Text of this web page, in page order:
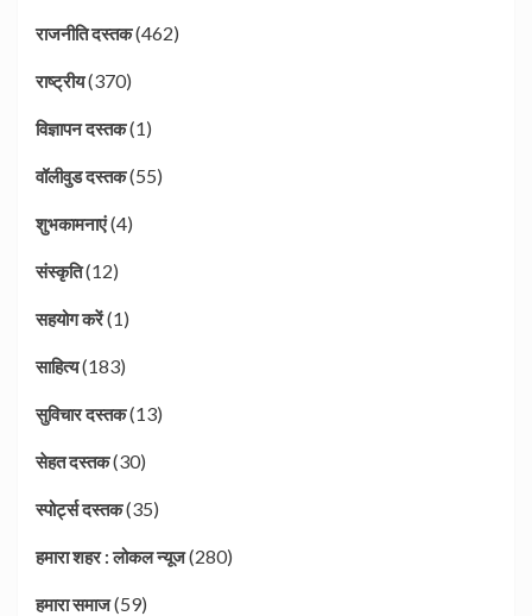
राजनीति दस्तक(462)
राष्ट्रीय(370)
विज्ञापन दस्तक(1)
वॉलीवुड दस्तक(55)
शुभकामनाएं(4)
संस्कृति(12)
सहयोग करें(1)
साहित्य(183)
सुविचार दस्तक(13)
सेहत दस्तक(30)
स्पोर्ट्स दस्तक(35)
हमारा शहर : लोकल न्यूज(280)
हमारा समाज(59)